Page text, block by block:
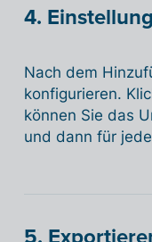
4.
Nach dem
konfigurieren.
können Sie das
und dann für